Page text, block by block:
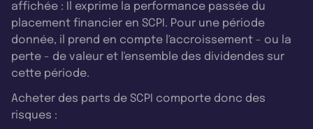
affichée : Il exprime la performance passée du
placement financier en SCPI. Pour une période
donnée, il prend en compte l'accroissement - ou la
perte - de valeur et l'ensemble des dividendes sur
cette période.
Acheter des parts de SCPI comporte donc des
risques :